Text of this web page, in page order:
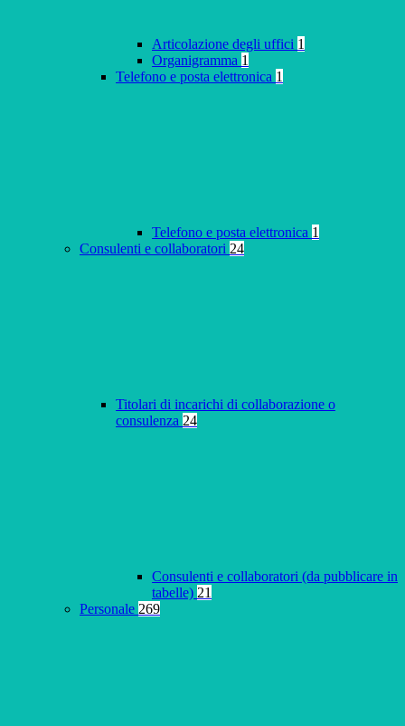
Articolazione degli uffici 1
Organigramma 1
Telefono e posta elettronica 1
Telefono e posta elettronica 1
Consulenti e collaboratori 24
Titolari di incarichi di collaborazione o
consulenza 24
Consulenti e collaboratori (da pubblicare in
tabelle) 21
Personale 269